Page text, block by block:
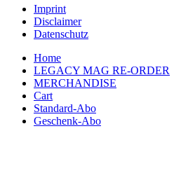
Imprint
Disclaimer
Datenschutz
Home
LEGACY MAG RE-ORDER
MERCHANDISE
Cart
Standard-Abo
Geschenk-Abo